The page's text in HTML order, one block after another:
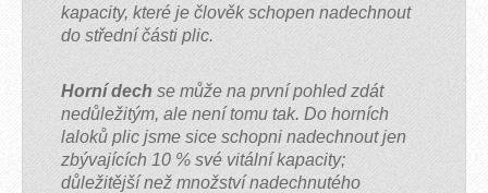
kapacity, které je člověk schopen nadechnout
do střední části plic.
Horní dech se může na první pohled zdát
nedůležitým, ale není tomu tak. Do horních
laloků plic jsme sice schopni nadechnout jen
zbývajících 10 % své vitální kapacity;
důležitější než množství nadechnutého